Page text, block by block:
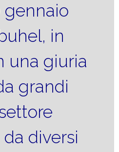
in
una giuria
grandi
diversi